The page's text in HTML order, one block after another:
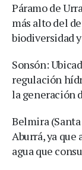
Páramo de
más alto del
biodiversidad
Sonsón:
regulación
la generación
Belmira
Aburrá, ya
agua que